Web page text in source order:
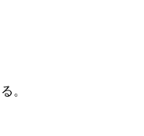
。